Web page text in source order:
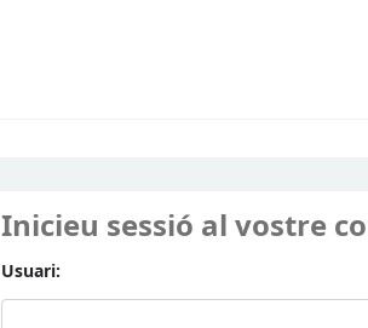
Inicieu sessió al vostre
Usuari: